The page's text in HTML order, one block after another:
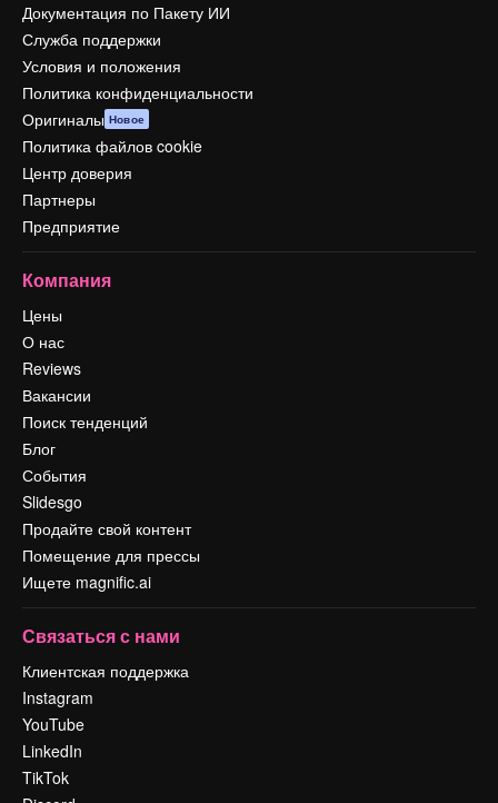
Документация по Пакету ИИ
Служба поддержки
Условия и положения
Политика конфиденциальности
Оригиналы Новое
Политика файлов cookie
Центр доверия
Партнеры
Предприятие
Компания
Цены
О нас
Reviews
Вакансии
Поиск тенденций
Блог
События
Slidesgo
Продайте свой контент
Помещение для прессы
Ищете magnific.ai
Связаться с нами
Клиентская поддержка
Instagram
YouTube
LinkedIn
TikTok